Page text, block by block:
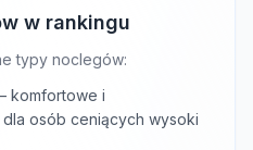
w rankingu
typy noclegów:
komfortowe i
osób ceniących wysoki